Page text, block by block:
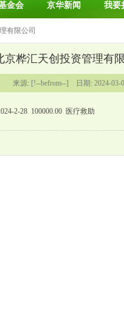
金会 京华新闻 我要
有限公司
京桦汇天创投资管理有
来源: [!--befrom--] 日期: 2024-03-
2-28 100000.00 医疗救助